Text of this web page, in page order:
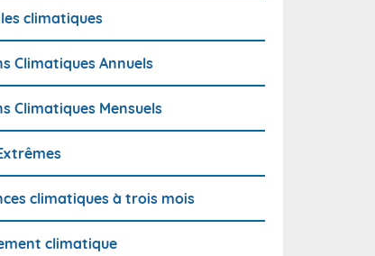
climatiques
Climatiques Annuels
Climatiques Mensuels
climatiques à trois mois
climatique